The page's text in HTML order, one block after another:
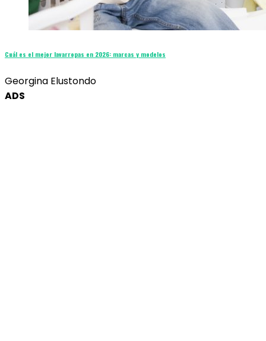
Cuál es el mejor lavarropas en 2026: marcas y modelos
Georgina Elustondo
ADS